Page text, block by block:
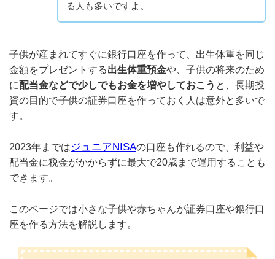
る人も多いですよ。
子供が産まれてすぐに銀行口座を作って、出生体重を同じ
金額をプレゼントする出生体重預金や、子供の将来のため
に配当金などで少しでもお金を増やしておこう と、長期投
資の目的で子供の証券口座を作っておく人は意外と多いで
す。
2023年まではジュニアNISAの口座も作れるので、利益や
配当金に税金がかからずに最大で20歳まで運用することも
できます。
このページでは小さな子供や赤ちゃんが証券口座や銀行口
座を作る方法を解説します。